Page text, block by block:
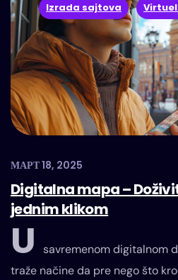
Izrada sajtova
МАРТ 18, 2025
Digitalna mapa –
jednim klikom
U
savremenom digitalnom
traže načine da pre nego što